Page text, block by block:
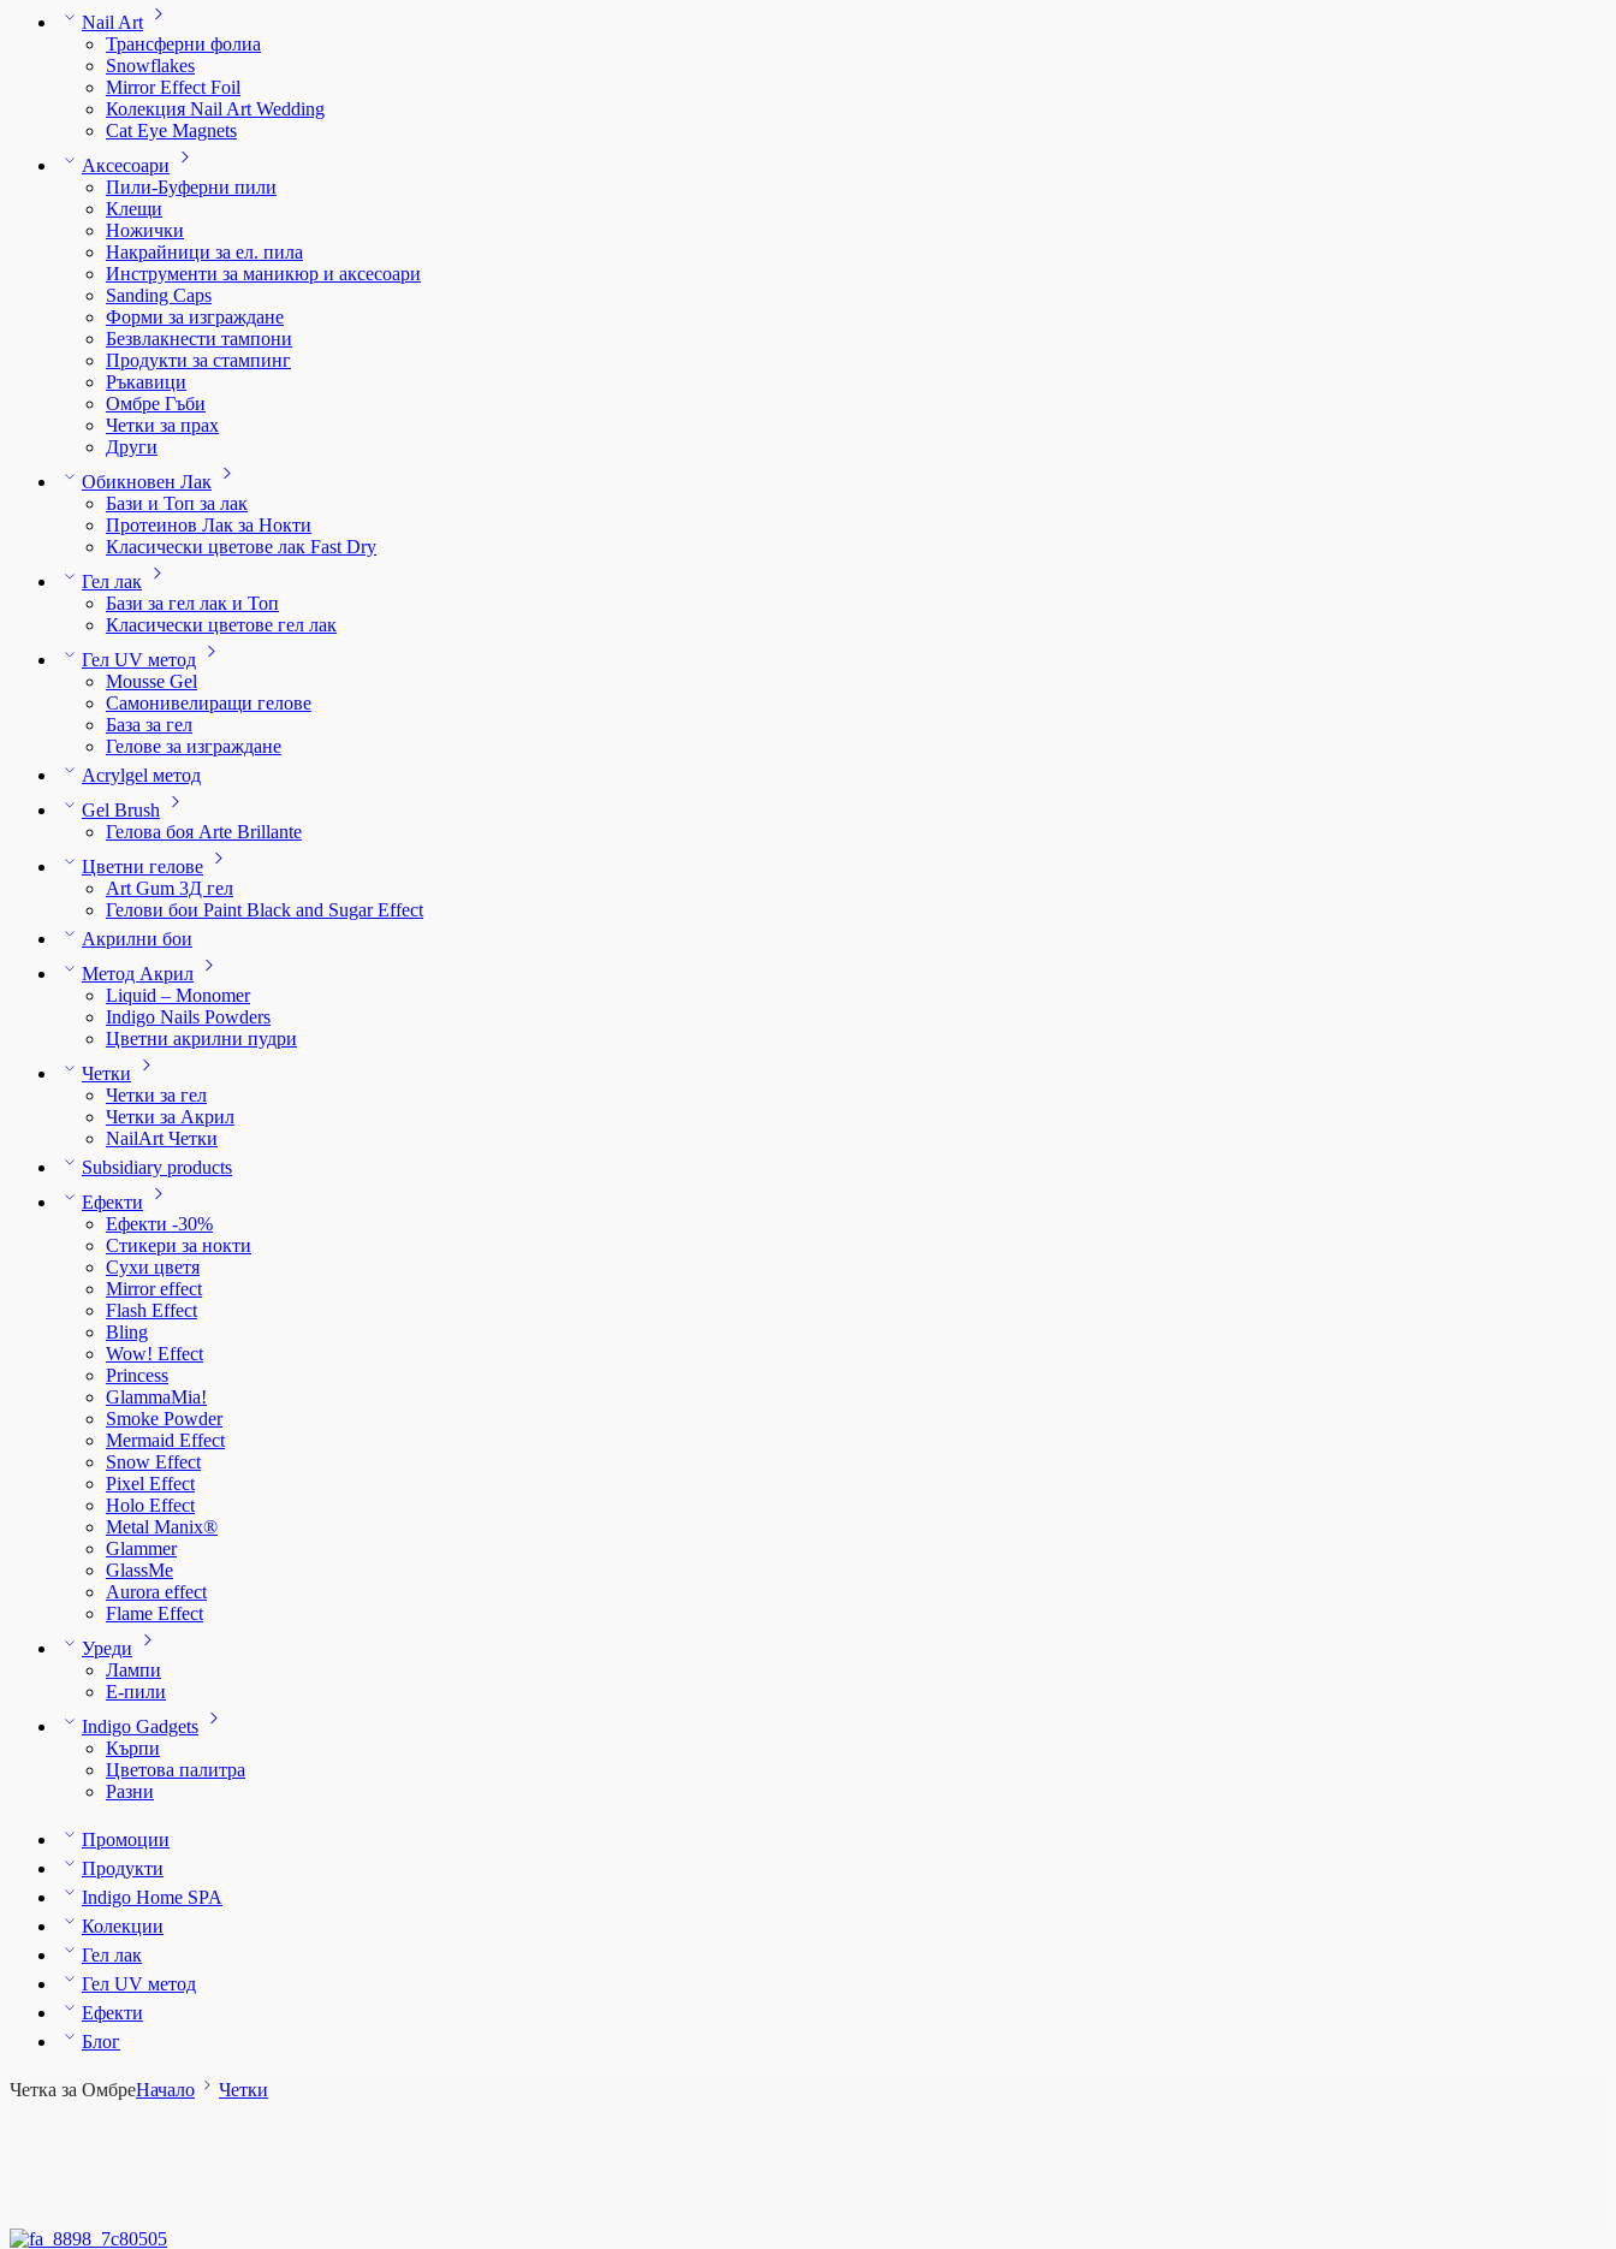
Nail Art
Трансферни фолиа
Snowflakes
Mirror Effect Foil
Колекция Nail Art Wedding
Cat Eye Magnets
Аксесоари
Пили-Буферни пили
Клещи
Ножички
Накрайници за ел. пила
Инструменти за маникюр и аксесоари
Sanding Caps
Форми за изграждане
Безвлакнести тампони
Продукти за стампинг
Ръкавици
Омбре Гъби
Четки за прах
Други
Обикновен Лак
Бази и Топ за лак
Протеинов Лак за Нокти
Класически цветове лак Fast Dry
Гел лак
Бази за гел лак и Топ
Класически цветове гел лак
Гел UV метод
Mousse Gel
Самонивелиращи гелове
База за гел
Гелове за изграждане
Acrylgel метод
Gel Brush
Гелова боя Arte Brillante
Цветни гелове
Art Gum 3Д гел
Гелови бои Paint Black and Sugar Effect
Акрилни бои
Метод Акрил
Liquid – Monomer
Indigo Nails Powders
Цветни акрилни пудри
Четки
Четки за гел
Четки за Акрил
NailArt Четки
Subsidiary products
Ефекти
Ефекти -30%
Стикери за нокти
Сухи цветя
Mirror effect
Flash Effect
Bling
Wow! Effect
Princess
GlammaMia!
Smoke Powder
Mermaid Effect
Snow Effect
Pixel Effect
Holo Effect
Metal Manix®
Glammer
GlassMe
Aurora effect
Flame Effect
Уреди
Лампи
E-пили
Indigo Gadgets
Кърпи
Цветова палитра
Разни
Промоции
Продукти
Indigo Home SPA
Колекции
Гел лак
Гел UV метод
Ефекти
Блог
Четка за ОмбреНачало Четки